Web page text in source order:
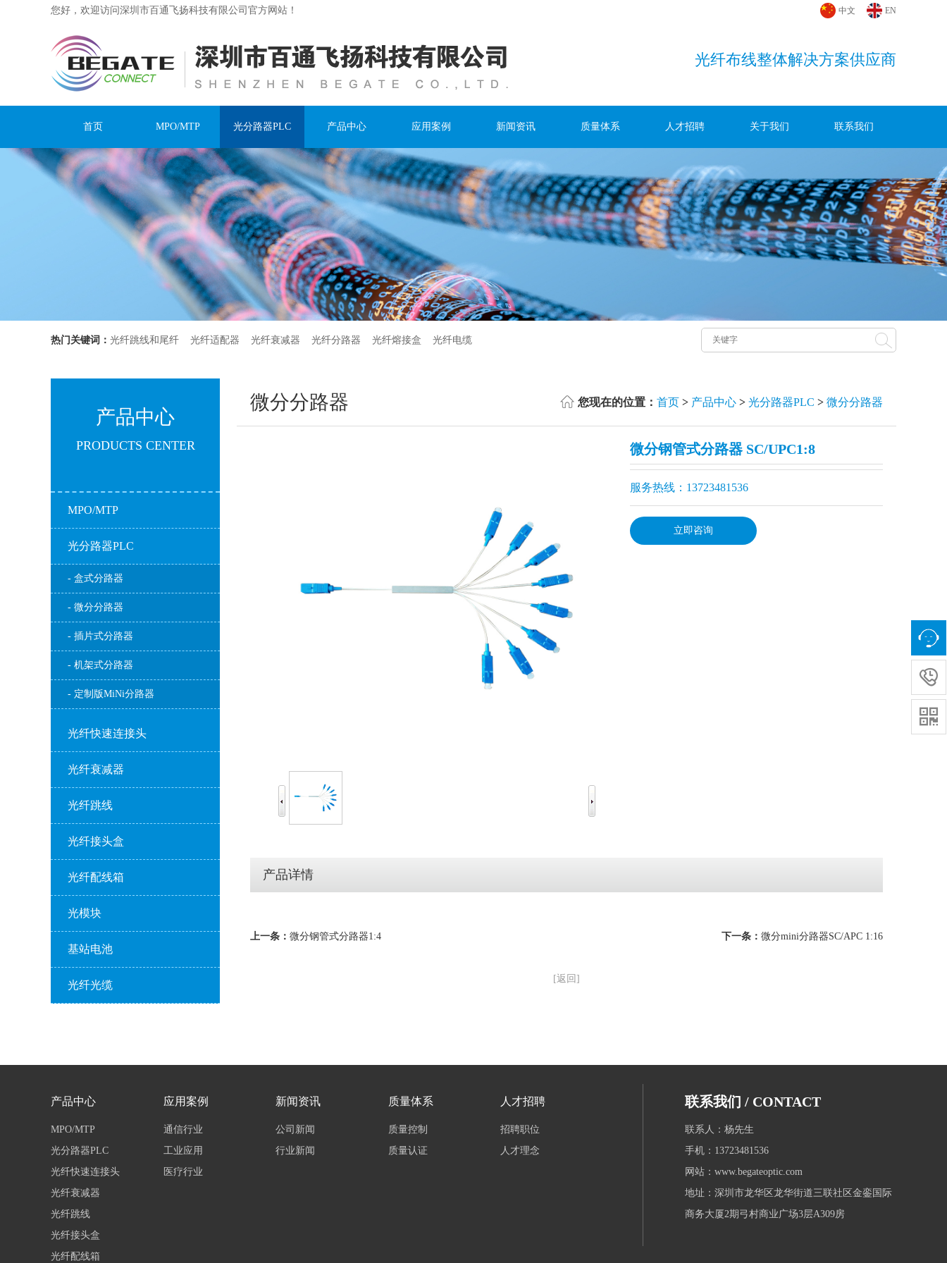
您好，欢迎访问深圳市百通飞扬科技有限公司官方网站！ 中文 EN
光纤布线整体解决方案供应商
首页 MPO/MTP 光分路器PLC 产品中心 应用案例 新闻资讯 质量体系 人才招聘 关于我们 联系我们
热门关键词： 光纤跳线和尾纤 光纤适配器 光纤衰减器 光纤分路器 光纤熔接盒 光纤电缆
产品中心
PRODUCTS CENTER
MPO/MTP
光分路器PLC
- 盒式分路器
- 微分分路器
- 插片式分路器
- 机架式分路器
- 定制版MiNi分路器
光纤快速连接头
光纤衰减器
光纤跳线
光纤接头盒
光纤配线箱
光模块
基站电池
光纤光缆
微分分路器 您现在的位置：首页 > 产品中心 >光分路器PLC >微分分路器
微分钢管式分路器 SC/UPC1:8
服务热线：13723481536
立即咨询
产品详情
上一条： 微分钢管式分路器1:4 下一条：微分mini分路器SC/APC 1:16
[返回]
产品中心
MPO/MTP
光分路器PLC
光纤快速连接头
光纤衰减器
光纤跳线
光纤接头盒
光纤配线箱
应用案例
通信行业
工业应用
医疗行业
新闻资讯
公司新闻
行业新闻
质量体系
质量控制
质量认证
人才招聘
招聘职位
人才理念
联系我们 / CONTACT
联系人：杨先生
手机：13723481536
网站：www.begateoptic.com
地址：深圳市龙华区龙华街道三联社区金銮国际
商务大厦2期弓村商业广场3层A309房

